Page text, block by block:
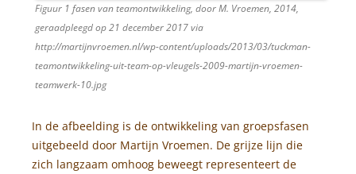
Figuur 1 fasen van teamontwikkeling, door M. Vroemen, 2014,
geraadpleegd op 21 december 2017 via
http://martijnvroemen.nl/wp-content/uploads/2013/03/tuckman-
teamontwikkeling-uit-team-op-vleugels-2009-martijn-vroemen-
teamwerk-10.jpg
In de afbeelding is de ontwikkeling van groepsfasen
uitgebeeld door Martijn Vroemen. De grijze lijn die
zich langzaam omhoog beweegt representeert de